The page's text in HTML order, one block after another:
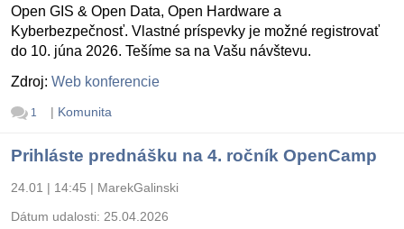
Open GIS & Open Data, Open Hardware a
Kyberbezpečnosť. Vlastné príspevky je možné registrovať
do 10. júna 2026. Tešíme sa na Vašu návštevu.
Zdroj: Web konferencie
1 | Komunita
Prihláste prednášku na 4. ročník OpenCamp
24.01 | 14:45 | MarekGalinski
Dátum udalosti: 25.04.2026